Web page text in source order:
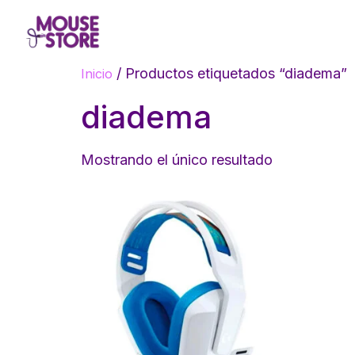
Inicio / Productos etiquetados “diadema”
diadema
Mostrando el único resultado